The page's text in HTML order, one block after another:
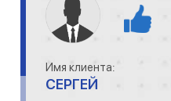
Имя клиента:
СЕРГЕЙ